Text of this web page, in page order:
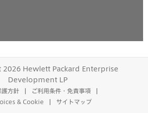
Hewlett Packard Enterprise
Development LP
方針
ご利用条件・免責事項
& Cookie
サイトマップ